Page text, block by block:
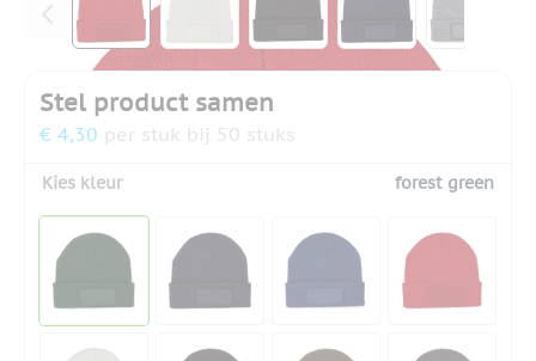
Stel product samen
€ 4,30 per stuk bij 50 stuks
Kies kleur forest green